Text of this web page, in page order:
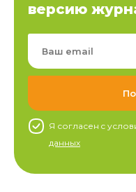
версию
Я согласен c
данных